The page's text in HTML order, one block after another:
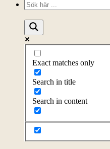
Exact matches only
Search in title
Search in content